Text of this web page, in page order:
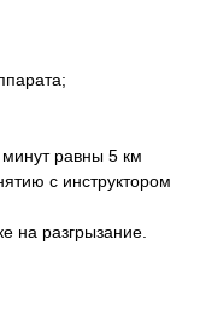
равны 5 км
с инструктором
на разгрызание.